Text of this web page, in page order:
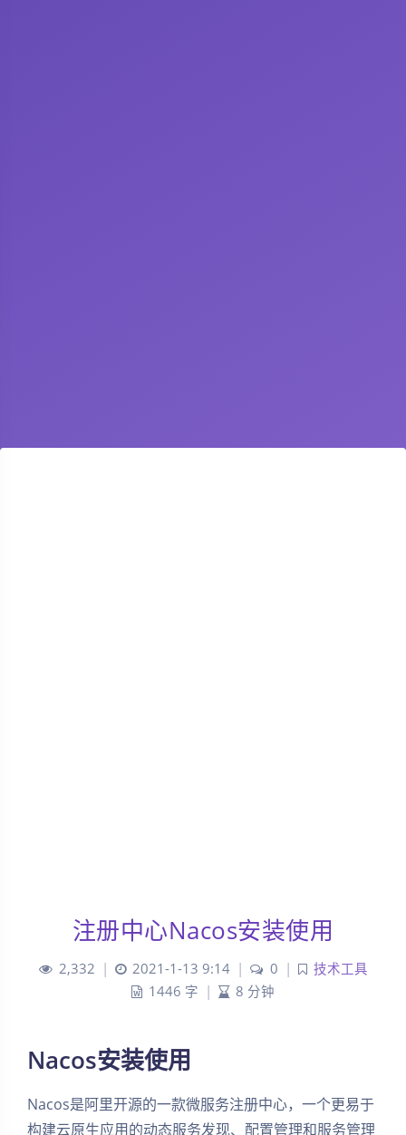
注册中心Nacos安装使用
2,332 | 2021-1-13 9:14 | 0 |
技术工具
1446 字 | 8 分钟
Nacos安装使用
Nacos是阿里开源的一款微服务注册中心，一个更易于
构建云原生应用的动态服务发现、配置管理和服务管理